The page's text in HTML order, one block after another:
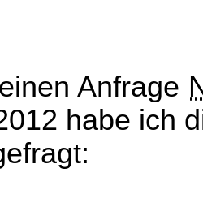
Anfrage
habe ich